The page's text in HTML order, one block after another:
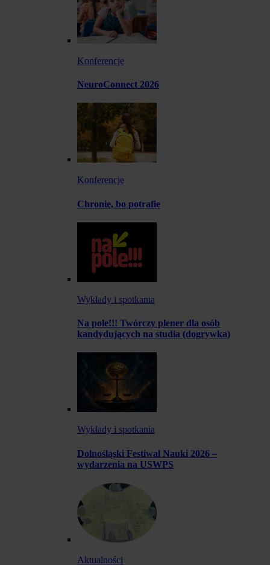
Konferencje
NeuroConnect 2026
Konferencje
Chronię, bo potrafię
Wykłady i spotkania
Na pole!!! Twórczy plener dla osób
kandydujących na studia (dogrywka)
Wykłady i spotkania
Dolnośląski Festiwal Nauki 2026 –
wydarzenia na USWPS
Aktualności